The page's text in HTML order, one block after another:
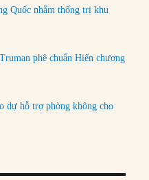
Quốc nhằm thống trị khu
phê chuẩn Hiến chương
dự hỗ trợ phòng không cho